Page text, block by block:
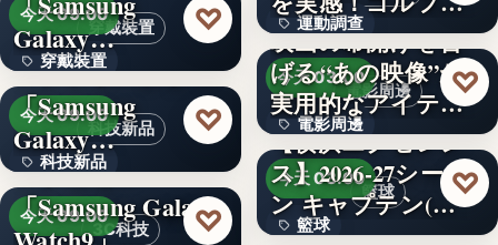
文字
穿戴裝置
今天 09:00
穿戴裝置
文字
Galaxy…
♡
科技新品
今天 09:00
科技新品
文字
＜ソフトバンク＞
「Samsung
Galaxy…
♡
3C科技
今天 09:00
＜ドコモ＞
「Samsung Galaxy
♡
運動調查
34%
始め…
電影周邊
今天 03:00
電影周邊
75
映画の幕開けを告
げる“あの映像”が
実用的なアイテム
に！「…
♡
籃球
今天 03:00
籃球
【横浜エクセレン
ス】2026-27シーズ
ン キャプテン(…
♡
千葉県茂原市が